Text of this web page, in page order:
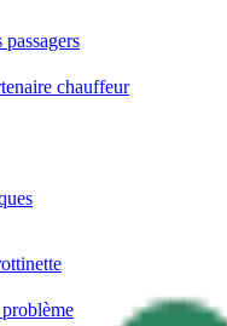
passagers
chauffeur